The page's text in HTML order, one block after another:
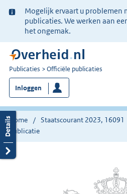
Ter
informatie:
Mogelijk ervaart u problemen
publicaties. We werken aan
het ongemak.
U
bent
nu
hier:
Publicaties Officiële publicaties
Inloggen
Home Staatscourant 2023, 16091
publicatie